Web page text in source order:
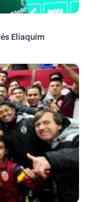
Eliaquim